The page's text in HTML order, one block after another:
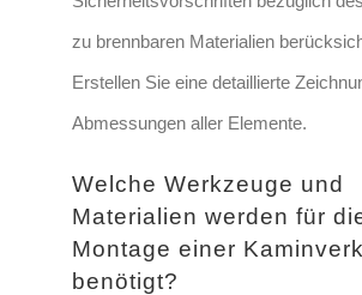
zu brennbaren Materialien
Erstellen Sie eine detaillierte
Abmessungen aller Elemente.
Welche Werkzeuge und
Materialien werden für
Montage einer
benötigt?